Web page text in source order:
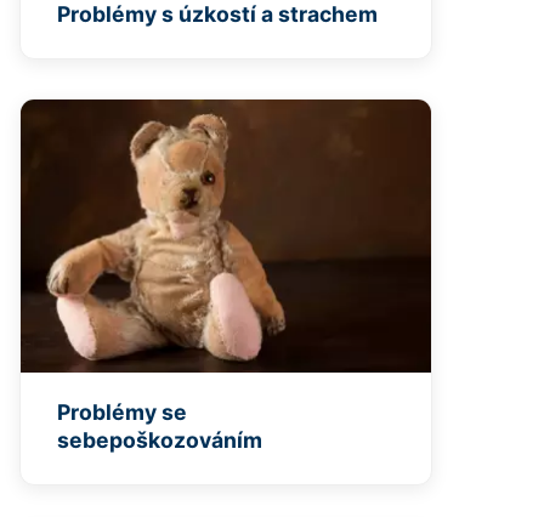
Problémy s úzkostí a strachem
Problémy se
sebepoškozováním